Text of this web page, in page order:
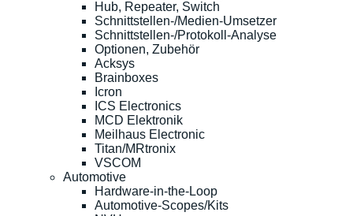
Hub, Repeater, Switch
Schnittstellen-/Medien-Umsetzer
Schnittstellen-/Protokoll-Analyse
Optionen, Zubehör
Acksys
Brainboxes
Icron
ICS Electronics
MCD Elektronik
Meilhaus Electronic
Titan/MRtronix
VSCOM
Automotive
Hardware-in-the-Loop
Automotive-Scopes/Kits